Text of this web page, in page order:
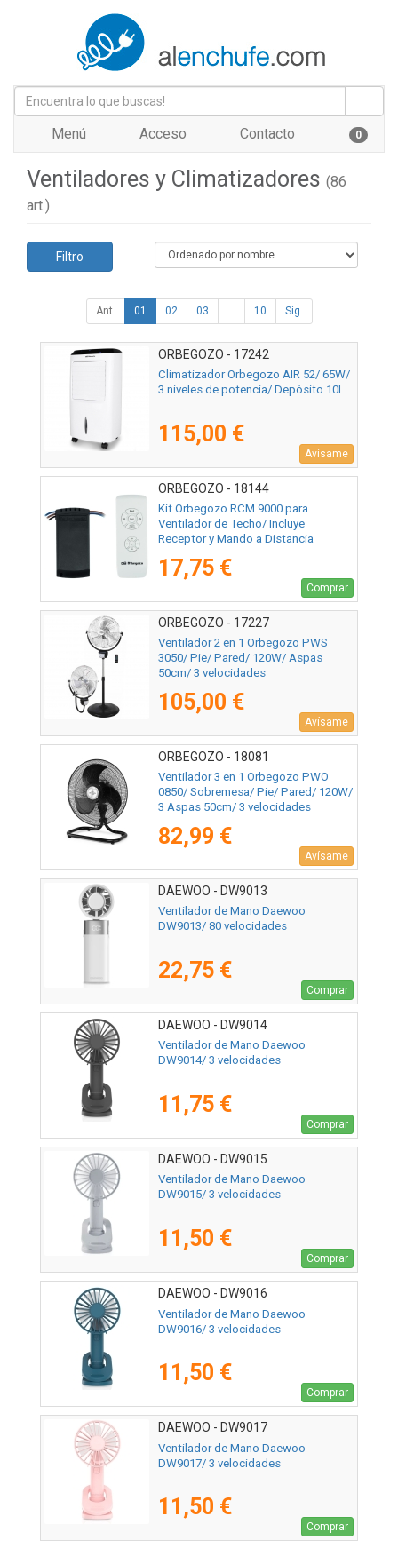
Menú Acceso Contacto 0
Ventiladores y Climatizadores (86
art.)
Filtro
Ant. 01 02 03 ... 10 Sig.
ORBEGOZO - 17242
Climatizador Orbegozo AIR 52/ 65W/
3 niveles de potencia/ Depósito 10L
115,00 €
Avísame
ORBEGOZO - 18144
Kit Orbegozo RCM 9000 para
Ventilador de Techo/ Incluye
Receptor y Mando a Distancia
17,75 €
Comprar
ORBEGOZO - 17227
Ventilador 2 en 1 Orbegozo PWS
3050/ Pie/ Pared/ 120W/ Aspas
50cm/ 3 velocidades
105,00 €
Avísame
ORBEGOZO - 18081
Ventilador 3 en 1 Orbegozo PWO
0850/ Sobremesa/ Pie/ Pared/ 120W/
3 Aspas 50cm/ 3 velocidades
82,99 €
Avísame
DAEWOO - DW9013
Ventilador de Mano Daewoo
DW9013/ 80 velocidades
22,75 €
Comprar
DAEWOO - DW9014
Ventilador de Mano Daewoo
DW9014/ 3 velocidades
11,75 €
Comprar
DAEWOO - DW9015
Ventilador de Mano Daewoo
DW9015/ 3 velocidades
11,50 €
Comprar
DAEWOO - DW9016
Ventilador de Mano Daewoo
DW9016/ 3 velocidades
11,50 €
Comprar
DAEWOO - DW9017
Ventilador de Mano Daewoo
DW9017/ 3 velocidades
11,50 €
Comprar